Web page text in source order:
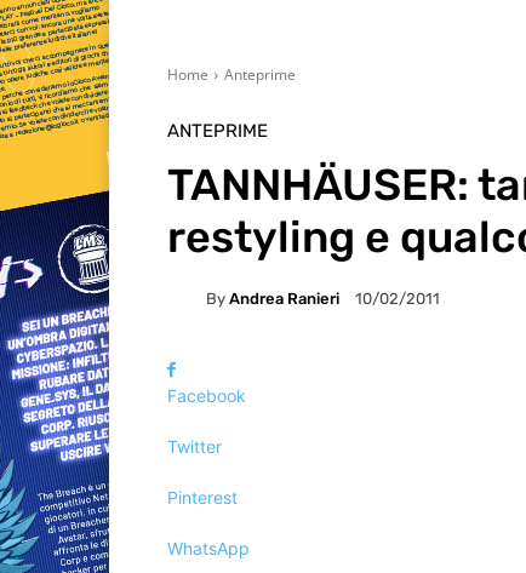
Home Anteprime
ANTEPRIME
TANNHÄUSER:
restyling e
By Andrea Ranieri 10/02/2011
Facebook
Twitter
Pinterest
WhatsApp